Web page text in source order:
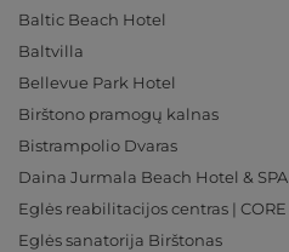
Baltic Beach Hotel
Baltvilla
Bellevue Park Hotel
Birštono pramogų kalnas
Bistrampolio Dvaras
Daina Jurmala Beach Hotel & SPA
Eglės reabilitacijos centras | CORE
Eglės sanatorija Birštonas